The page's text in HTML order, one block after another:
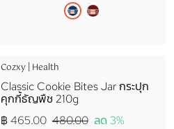
Cozxy | Health
Classic Cookie Bites Jar กระปุก
คุกกี้ธัญพืช 210g
฿ 465.00 480.00 ลด 3%